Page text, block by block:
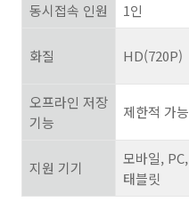
동시접속 인원
1인
화질 HD(720P)
오프라인 저장
기능
제한적 가능
지원 기기
모바일, PC,
태블릿